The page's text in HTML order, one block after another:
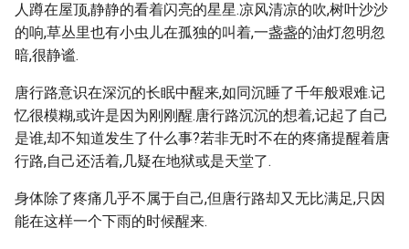
人蹲在屋顶,静静的看着闪亮的星星.凉风清凉的吹,树叶沙沙
的响,草丛里也有小虫儿在孤独的叫着,一盏盏的油灯忽明忽
暗,很静谧.
唐行路意识在深沉的长眠中醒来,如同沉睡了千年般艰难.记
忆很模糊,或许是因为刚刚醒.唐行路沉沉的想着,记起了自己
是谁,却不知道发生了什么事?若非无时不在的疼痛提醒着唐
行路,自己还活着,几疑在地狱或是天堂了.
身体除了疼痛几乎不属于自己,但唐行路却又无比满足,只因
能在这样一个下雨的时候醒来.